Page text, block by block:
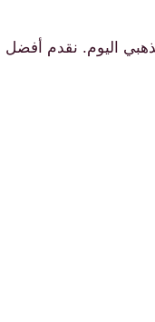
اليوم. نقدم